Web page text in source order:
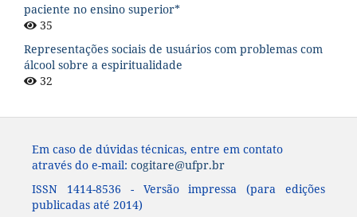
paciente no ensino superior*
35
Representações sociais de usuários com problemas com
álcool sobre a espiritualidade
32
Em caso de dúvidas técnicas, entre em contato
através do e-mail: cogitare@ufpr.br
ISSN 1414-8536 - Versão impressa (para edições
publicadas até 2014)